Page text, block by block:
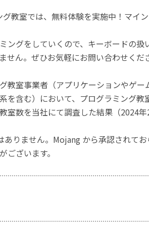
グ教室では、無料体験を実施中！マイ
ングをしていくので、キーボードの
せん。ぜひお気軽にお問い合わせくだ
教室事業者（アプリケーションやゲ
を含む）において、プログラミング
室数を当社にて調査した結果（2024年
ありません。Mojang から承認されて
ございます。